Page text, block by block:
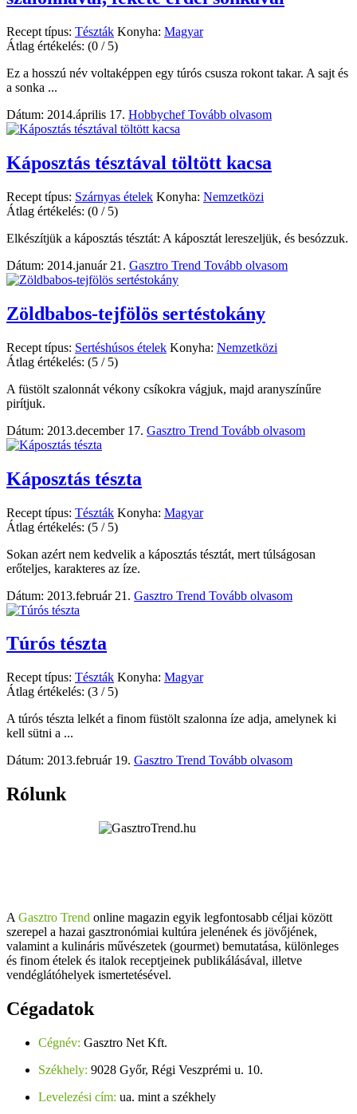
Recept típus: Tészták Konyha: Magyar
Átlag értékelés: (0 / 5)
Ez a hosszú név voltaképpen egy túrós csusza rokont takar. A sajt és
a sonka ...
Dátum: 2014.április 17. HobbychefTovább olvasom
Káposztás tésztával töltött kacsa
Recept típus: Szárnyas ételek Konyha: Nemzetközi
Átlag értékelés: (0 / 5)
Elkészítjük a káposztás tésztát: A káposztát lereszeljük, és besózzuk.
Dátum: 2014.január 21. Gasztro Trend Tovább olvasom
Zöldbabos-tejfölös sertéstokány
Recept típus: Sertéshúsos ételek Konyha: Nemzetközi
Átlag értékelés: (5 / 5)
A füstölt szalonnát vékony csíkokra vágjuk, majd aranyszínűre
pirítjuk.
Dátum: 2013.december 17. Gasztro Trend Tovább olvasom
Káposztás tészta
Recept típus: Tészták Konyha: Magyar
Átlag értékelés: (5 / 5)
Sokan azért nem kedvelik a káposztás tésztát, mert túlságosan
erőteljes, karakteres az íze.
Dátum: 2013.február 21. Gasztro Trend Tovább olvasom
Túrós tészta
Recept típus: Tészták Konyha: Magyar
Átlag értékelés: (3 / 5)
A túrós tészta lelkét a finom füstölt szalonna íze adja, amelynek ki
kell sütni a ...
Dátum: 2013.február 19. Gasztro Trend Tovább olvasom
Rólunk
A Gasztro Trend online magazin egyik legfontosabb céljai között
szerepel a hazai gasztronómiai kultúra jelenének és jövőjének,
valamint a kulináris művészetek (gourmet) bemutatása, különleges
és finom ételek és italok receptjeinek publikálásával, illetve
vendéglátóhelyek ismertetésével.
Cégadatok
Cégnév: Gasztro Net Kft.
Székhely: 9028 Győr, Régi Veszprémi u. 10.
Levelezési cím: ua. mint a székhely